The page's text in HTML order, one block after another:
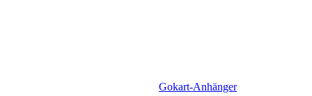
Gokart-Anhänger